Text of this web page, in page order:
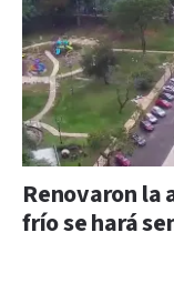
Renovaron la
frío se hará